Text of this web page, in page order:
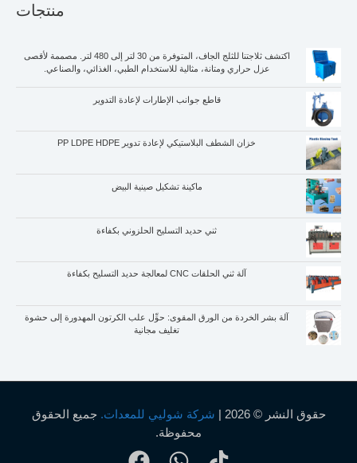
منتجات
اكتشف ثلاجتنا للثلج الجاف، المتوفرة من 30 لتر إلى 480 لتر. مصممة لأقصى
عزل حراري ومتانة، مثالية للاستخدام الطبي، الغذائي، والصناعي.
قاطع جوانب الإطارات لإعادة التدوير
خزان الشطف البلاستيكي لإعادة تدوير PP LDPE HDPE
ماكينة تشكيل صينية البيض
ثني حديد التسليح الحلزوني بكفاءة
آلة ثني الحلقات CNC لمعالجة حديد التسليح بكفاءة
آلة بشر الخردة من الورق المقوى: حوِّل علب الكرتون المهدورة إلى حشوة
تغليف مجانية
حقوق النشر © 2026 | شركة شوليي للمعدات. جميع الحقوق
محفوظة.
Whatsapp
Email
Wechat
Chat